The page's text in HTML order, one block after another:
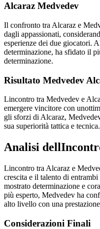
Alcaraz Medvedev
Il confronto tra Alcaraz e
dagli appassionati,
esperienze dei due giocatori.
determinazione, ha sfidato il
determinazione.
Risultato Medvedev
Lincontro tra Medvedev e
emergere vincitore con
gli sforzi di Alcaraz,
sua superiorità tattica e tecnica.
Analisi
Lincontro tra Alcaraz e
crescita e il talento di
mostrato determinazione e
più esperto, Medvedev ha
alto livello con una
Considerazioni Finali